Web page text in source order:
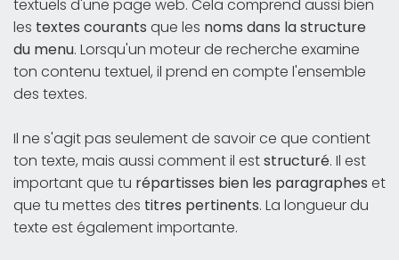
textuels d'une page web. Cela comprend aussi bien
les textes courants que les noms dans la structure
du menu. Lorsqu'un moteur de recherche examine
ton contenu textuel, il prend en compte l'ensemble
des textes.
Il ne s'agit pas seulement de savoir ce que contient
ton texte, mais aussi comment il eststructuré. Il est
important que tu répartisses bien les paragraphes et
que tu mettes des titres pertinents. La longueur du
texte est également importante.